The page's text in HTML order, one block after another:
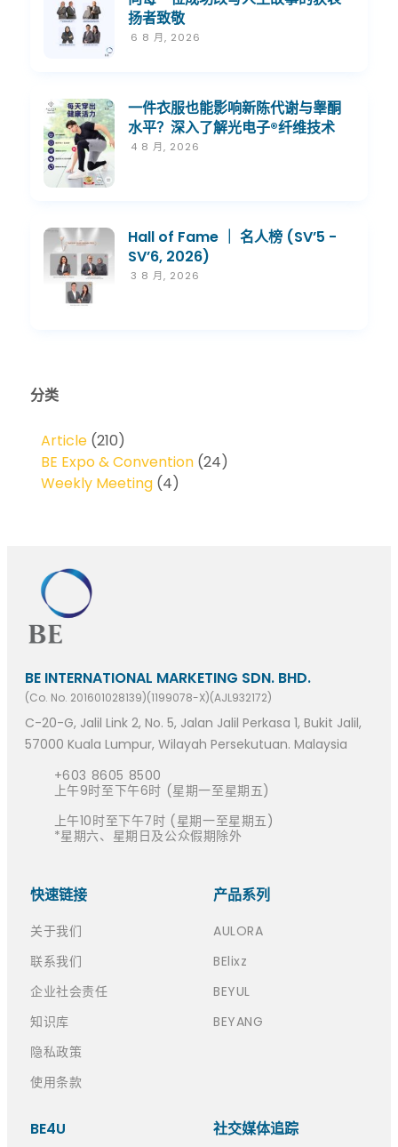
扬者致敬
6 8 月, 2026
一件衣服也能影响新陈代谢与睾酮
水平？深入了解光电子®纤维技术
4 8 月, 2026
Hall of Fame ｜ 名人榜 (SV’5 -
SV’6, 2026)
3 8 月, 2026
分类
Article (210)
BE Expo & Convention (24)
Weekly Meeting (4)
BE INTERNATIONAL MARKETING SDN. BHD.
(Co. No. 201601028139)(1199078-X)(AJL932172)
C-20-G, Jalil Link 2, No. 5, Jalan Jalil Perkasa 1, Bukit Jalil,
57000 Kuala Lumpur, Wilayah Persekutuan. Malaysia
+603 8605 8500
上午9时至下午6时 (星期一至星期五)
上午10时至下午7时 (星期一至星期五)
*星期六、星期日及公众假期除外
快速链接​
关于我们
联系我们
企业社会责任
知识库
隐私政策
使用条款
产品系列
AULORA
BElixz
BEYUL
BEYANG
BE4U 社交媒体追踪